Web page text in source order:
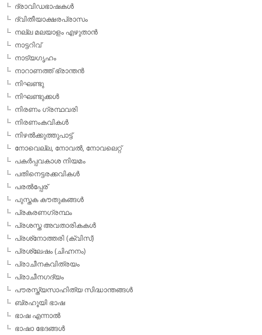
ദ്രാവിഡഭാഷകള്‍
ദ്വിതീയാക്ഷരപ്രാസം
നല്ല മലയാളം എഴുതാന്‍
നാട്ടറിവ്
നാട്യഗൃഹം
നാറാണത്ത് ഭ്രാന്തന്‍
നിഘണ്ടു
നിഘണ്ടുക്കള്‍
നിരണം ഗ്രന്ഥവരി
നിരണംകവികള്‍
നിഴല്‍ക്കുത്തുപാട്ട്
നോവെല്ല, നോവല്‍, നോവലെറ്റ്
പകര്‍പ്പവകാശ നിയമം
പതിനെട്ടരക്കവികള്‍
പരല്‍പ്പേര്
പുസ്തക കൗതുകങ്ങള്‍
പ്രകരണഗ്രന്ഥം
പ്രശസ്ത അവതാരികകള്‍
പ്രശ്‌നോത്തരി (ക്വിസ്)
പ്രശ്ലേഷം (ചിഹ്നനം)
പ്രാചീനകവിത്രയം
പ്രാചീനഗദ്യം
പൗരസ്ത്യസാഹിത്യ സിദ്ധാന്തങ്ങള്‍
ബ്രഹൂയി ഭാഷ
ഭാഷ എന്നാല്‍
ഭാഷാ ഭേദങ്ങള്‍